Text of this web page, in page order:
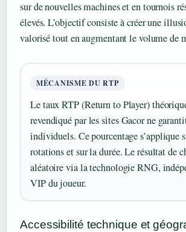
sur de nouvelles machines et en tournois
élevés. L’objectif consiste à créer une
valorisé tout en augmentant le volume de
MÉCANISME DU RTP
Le taux RTP (Return to Player)
revendiqué par les sites Gacor ne
individuels. Ce pourcentage s’applique
rotations et sur la durée. Le résultat de
aléatoire via la technologie RNG,
VIP du joueur.
Accessibilité technique et